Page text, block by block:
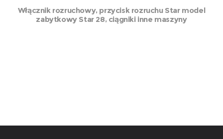
Włącznik rozruchowy, przycisk rozruchu Star model
zabytkowy Star 28, ciągniki inne maszyny